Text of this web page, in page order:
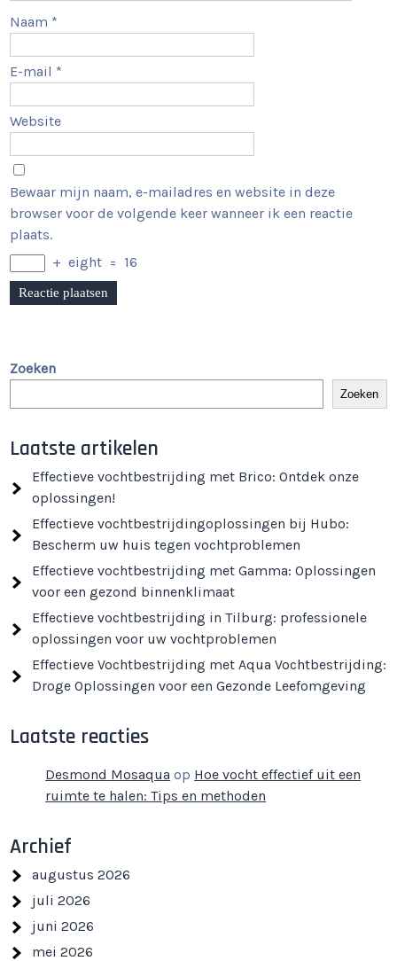
Naam *
E-mail *
Website
Bewaar mijn naam, e-mailadres en website in deze
browser voor de volgende keer wanneer ik een reactie
plaats.
+ eight = 16
Zoeken
Zoeken
Laatste artikelen
Effectieve vochtbestrijding met Brico: Ontdek onze
oplossingen!
Effectieve vochtbestrijdingoplossingen bij Hubo:
Bescherm uw huis tegen vochtproblemen
Effectieve vochtbestrijding met Gamma: Oplossingen
voor een gezond binnenklimaat
Effectieve vochtbestrijding in Tilburg: professionele
oplossingen voor uw vochtproblemen
Effectieve Vochtbestrijding met Aqua Vochtbestrijding:
Droge Oplossingen voor een Gezonde Leefomgeving
Laatste reacties
Desmond Mosaqua op Hoe vocht effectief uit een
ruimte te halen: Tips en methoden
Archief
augustus 2026
juli 2026
juni 2026
mei 2026